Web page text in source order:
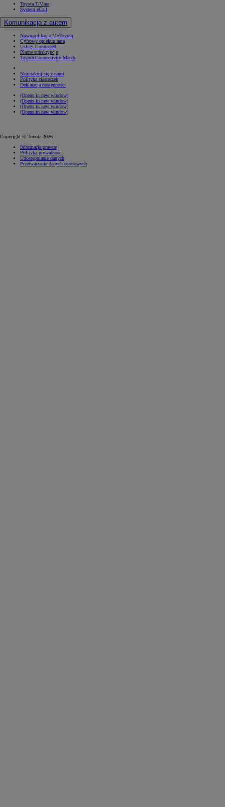
Toyota T-Mate
System eCall
Komunikacja z autem
Nowa aplikacja MyToyota
Cyfrowy opiekun auta
Usługi Connected
Płatne subskrypcje
Toyota Connectivity Match
Skontaktuj się z nami
Polityka ciasteczek
Deklaracja dostępności
(Opens in new window)
(Opens in new window)
(Opens in new window)
(Opens in new window)
Copyright © Toyota 2026
Informacje prawne
Polityka prywatności
Udostępnianie danych
Przetwarzanie danych osobowych